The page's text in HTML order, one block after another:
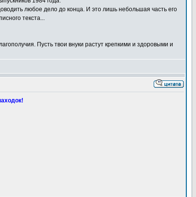
любое дело до конца. И это лишь небольшая часть его
текста...
Пусть твои внуки растут крепкими и здоровыми и